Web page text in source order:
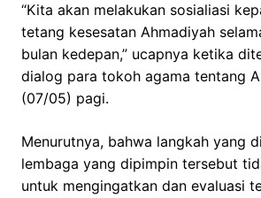
“Kita akan melakukan sosialiasi
tetang kesesatan Ahmadiyah
bulan kedepan,” ucapnya ketika
dialog para tokoh agama tentang
(07/05) pagi.
Menurutnya, bahwa langkah yang
lembaga yang dipimpin tersebut
untuk mengingatkan dan evaluasi